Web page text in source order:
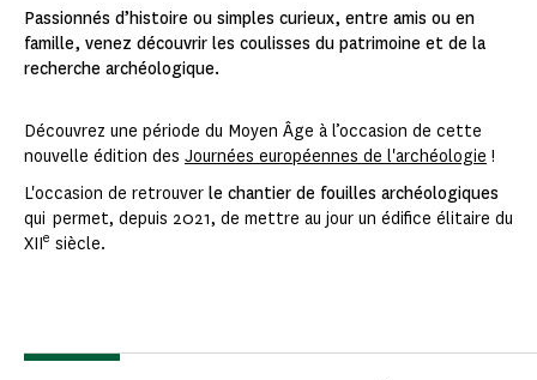
Passionnés d’histoire ou simples curieux, entre amis ou en
famille, venez découvrir les coulisses du patrimoine et de la
recherche archéologique.
Découvrez une période du Moyen Âge à l’occasion de cette
nouvelle édition des Journées européennes de l'archéologie !
L'occasion de retrouver le chantier de fouilles archéologiques
qui permet, depuis 2021, de mettre au jour un édifice élitaire du
XIIe siècle.